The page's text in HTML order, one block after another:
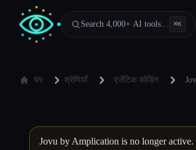
Search 4,000+ AI tools… ⌘K
घर श्रेणियाँ एजेंटिक कोडिंग
Jovu by Amplication is no longer active.